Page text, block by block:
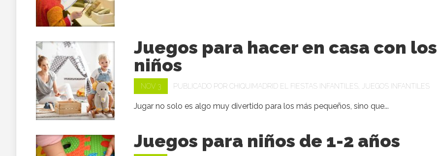
Juegos para hacer en casa con los
niños
NOV 3 PUBLICADO POR CHIQUIMADRID EL FIESTAS INFANTILES JUEGOS INFANTILES
Jugar no solo es algo muy divertido para los más pequeños, sino que...
Juegos para niños de 1-2 años